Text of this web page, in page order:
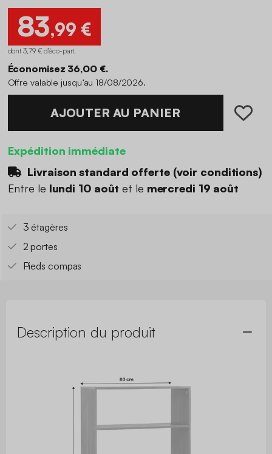
83,99 €
dont 3,79 € d'éco-part.
Économisez 36,00 €.
Offre valable jusqu’au 18/08/2026.
AJOUTER AU PANIER
Expédition immédiate
Livraison standard offerte (voir conditions)
Entre le lundi 10 août et le mercredi 19 août
3 étagères
2 portes
Pieds compas
Description du produit